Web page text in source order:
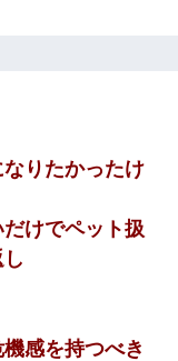
りたかったけ
けでペット扱
感を持つべき